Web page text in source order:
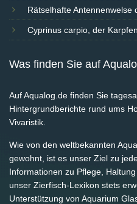
Rätselhafte Antennenwelse
Cyprinus carpio, der
Was finden Sie auf
Auf Aqualog.de finden Sie
Hintergrundberichte rund ums
Vivaristik.
Wie von den weltbekannten
gewohnt, ist es unser Ziel zu
Informationen zu Pflege,
unser Zierfisch-Lexikon stets
Unterstützung von Aquarium